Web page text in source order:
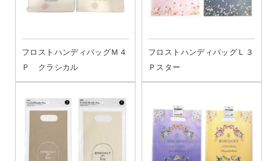
フロストハンディバッグＭ４
Ｐ クラシカル
フロストハンディバッグＬ３
Ｐスター